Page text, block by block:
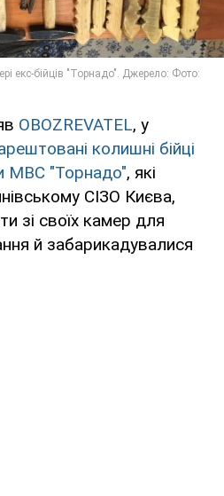
OBOZREVATEL, у
колишні бійці
МВС "Торнадо", які
СІЗО Києва,
зі своїх камер для
й забарикадувалися